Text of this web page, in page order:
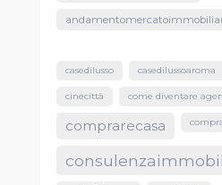
casedilusso casedilussoaroma
cinecittà come diventare
comprarecasa